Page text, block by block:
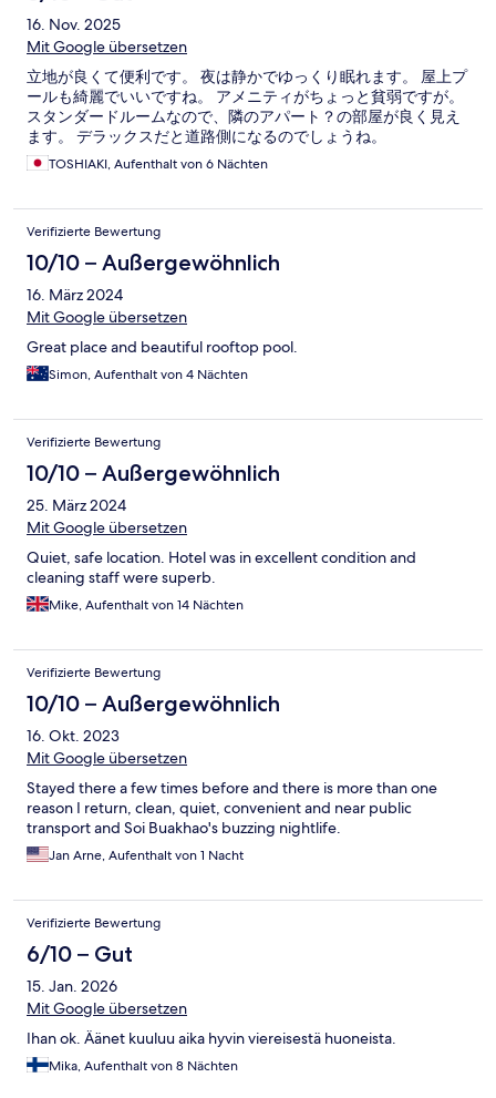
16. Nov. 2025
Mit Google übersetzen
立地が良くて便利です。 夜は静かでゆっくり眠れます。 屋上プ
ールも綺麗でいいですね。 アメニティがちょっと貧弱ですが。
スタンダードルームなので、隣のアパート？の部屋が良く見え
ます。 デラックスだと道路側になるのでしょうね。
TOSHIAKI, Aufenthalt von 6 Nächten
Verifizierte Bewertung
10/10 – Außergewöhnlich
16. März 2024
Mit Google übersetzen
Great place and beautiful rooftop pool.
Simon, Aufenthalt von 4 Nächten
Verifizierte Bewertung
10/10 – Außergewöhnlich
25. März 2024
Mit Google übersetzen
Quiet, safe location. Hotel was in excellent condition and
cleaning staff were superb.
Mike, Aufenthalt von 14 Nächten
Verifizierte Bewertung
10/10 – Außergewöhnlich
16. Okt. 2023
Mit Google übersetzen
Stayed there a few times before and there is more than one
reason I return, clean, quiet, convenient and near public
transport and Soi Buakhao's buzzing nightlife.
Jan Arne, Aufenthalt von 1 Nacht
Verifizierte Bewertung
6/10 – Gut
15. Jan. 2026
Mit Google übersetzen
Ihan ok. Äänet kuuluu aika hyvin viereisestä huoneista.
Mika, Aufenthalt von 8 Nächten